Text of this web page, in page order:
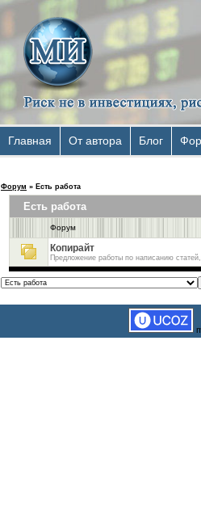
Главная От автора Блог
Форум » Есть работа
Есть работа
Форум
Копирайт
Предложение работы по написанию